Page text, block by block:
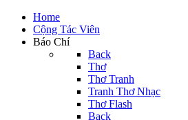
Home
Cộng Tác Viên
Báo Chí
Back
Thơ
Thơ Tranh
Tranh Thơ Nhạc
Thơ Flash
Back